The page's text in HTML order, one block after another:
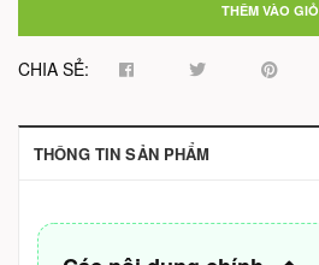
THÊM VÀO GIỎ
CHIA SẺ:
THÔNG TIN SẢN PHẨM